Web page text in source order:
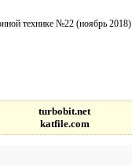
технике №22 (ноябрь 2018)
turbobit.net
katfile.com